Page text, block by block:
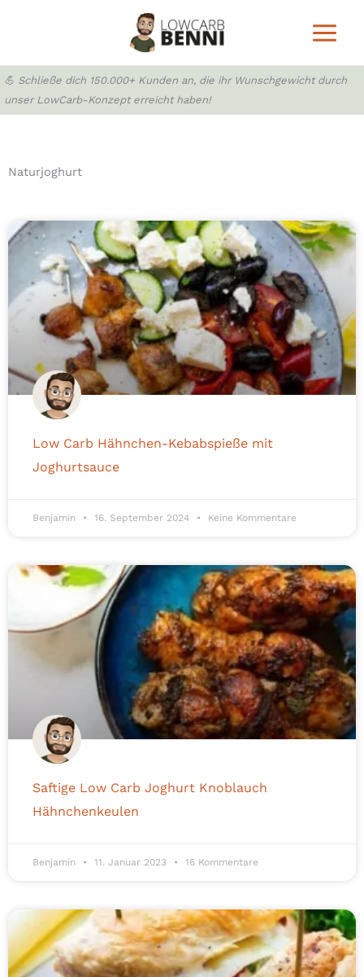
💪 Schließe dich 150.000+ Kunden an, die ihr Wunschgewicht durch
unser LowCarb-Konzept erreicht haben!
Naturjoghurt
Low Carb Hähnchen-Kebabspieße mit
Joghurtsauce
Benjamin 16. September 2024 Keine Kommentare
Saftige Low Carb Joghurt Knoblauch
Hähnchenkeulen
Benjamin 11. Januar 2023 16 Kommentare